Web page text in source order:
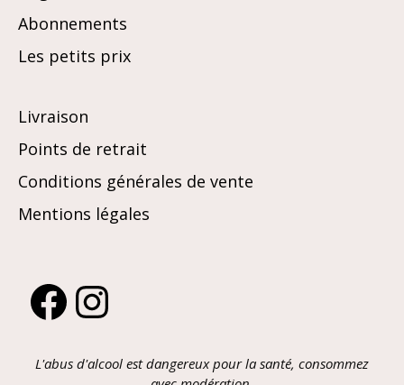
Abonnements
Les petits prix
Livraison
Points de retrait
Conditions générales de vente
Mentions légales
FacebookInstagram
L'abus d'alcool est dangereux pour la santé, consommez